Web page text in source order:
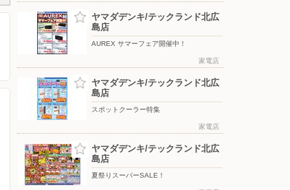
ヤマダデンキ/テックランド北広
島店
AUREX サマーフェア開催中！
家電店
ヤマダデンキ/テックランド北広
島店
スポットクーラー特集
家電店
ヤマダデンキ/テックランド北広
島店
夏祭りスーパーSALE！